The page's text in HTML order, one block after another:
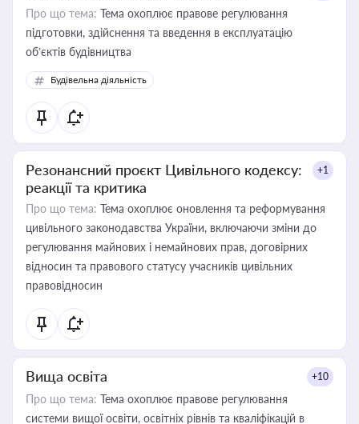
Про що тема: Тема охоплює правове регулювання
підготовки, здійснення та введення в експлуатацію
об’єктів будівництва
Будівельна діяльність
Резонансний проєкт Цивільного кодексу:
реакції та критика
+1
Про що тема: Тема охоплює оновлення та реформування
цивільного законодавства України, включаючи зміни до
регулювання майнових і немайнових прав, договірних
відносин та правового статусу учасників цивільних
правовідносин
Вища освіта +10
Про що тема: Тема охоплює правове регулювання
системи вищої освіти, освітніх рівнів та кваліфікацій в